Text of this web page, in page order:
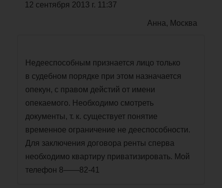
12 сентября 2013 г. 11:37
Анна, Москва
Недееспособным признается лицо только
в судебном порядке при этом назначается
опекун, с правом дейстий от имени
опекаемого. Необходимо смотреть
документы, т. к. существует понятие
временное ограничение не дееспособности.
Для заключения договора ренты сперва
необходимо квартиру приватизировать. Мой
телефон 8——82-41